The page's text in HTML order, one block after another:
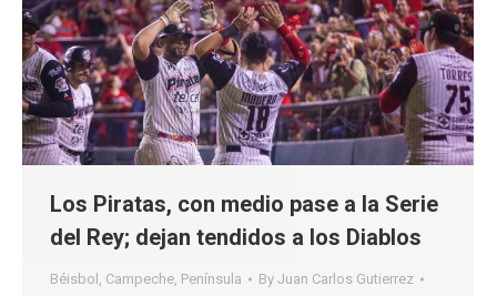
Los Piratas, con medio pase a la Serie
del Rey; dejan tendidos a los Diablos
Béisbol , Campeche, Península By Juan Carlos Gutierrez